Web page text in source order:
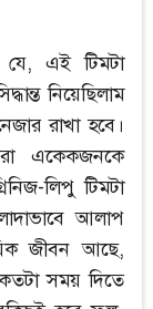
যে, এই টিমটা
নিয়েছিলাম
রাখা হবে।
একেকজনকে
লিপু টিমটা
আলাপ
জীবন আছে,
সময় দিতে